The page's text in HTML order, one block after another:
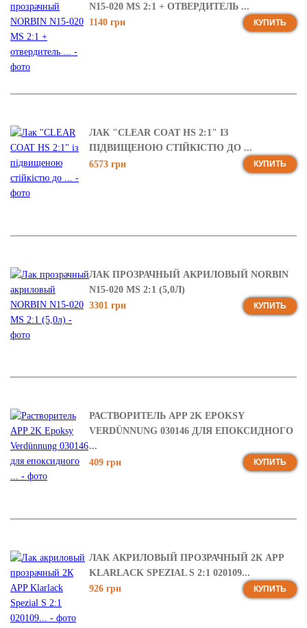
N15-020 MS 2:1 + ОТВЕРДИТЕЛЬ ...
1140 грн
КУПИТЬ
ЛАК "CLEAR COAT HS 2:1" ІЗ
ПІДВИЩЕНОЮ СТІЙКІСТЮ ДО ...
6573 грн
КУПИТЬ
ЛАК ПРОЗРАЧНЫЙ АКРИЛОВЫЙ NORBIN
N15-020 MS 2:1 (5,0Л)
3301 грн
КУПИТЬ
РАСТВОРИТЕЛЬ APP 2K EPOKSY
VERDÜNNUNG 030146 ДЛЯ ЕПОКСИДНОГО
...
409 грн
КУПИТЬ
ЛАК АКРИЛОВЫЙ ПРОЗРАЧНЫЙ 2К APP
KLARLACK SPEZIAL S 2:1 020109...
926 грн
КУПИТЬ